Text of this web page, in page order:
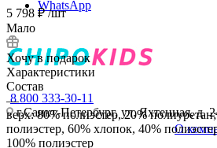
WhatsApp
8 800 333-30-11
г.Санкт-Петербург, ул. Яхтенная, д.
О
5 798 ₽ /шт
Мало
Хочу в подарок
Характеристики
Состав
—
верх: 80% полиэстер, 20%
полиэстер, 60% хлопок, 40%
100% полиэстер